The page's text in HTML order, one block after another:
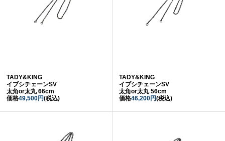
TADY&KING
イブシチェーンSV
太角or太丸 66cm
価格49,500円(税込)
TADY&KING
イブシチェーンSV
太角or太丸 56cm
価格46,200円(税込)